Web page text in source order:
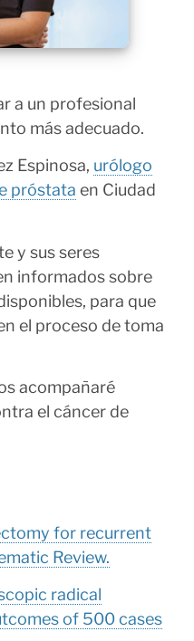
a un profesional
más adecuado.
Espinosa, urólogo
próstata en Ciudad
y sus seres
informados sobre
para que
el proceso de toma
acompañaré
el cáncer de
for recurrent
Review.
radical
of 500 cases